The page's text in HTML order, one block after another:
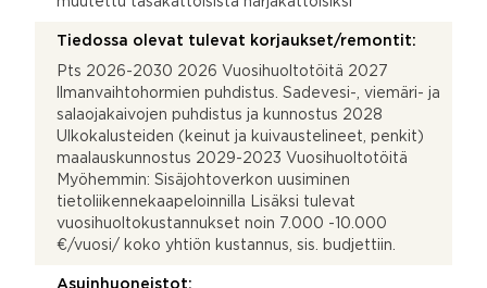
Tiedossa olevat tulevat korjaukset/remontit:
Pts 2026-2030 2026 Vuosihuoltotöitä 2027
llmanvaihtohormien puhdistus. Sadevesi-, viemäri- ja
salaojakaivojen puhdistus ja kunnostus 2028
Ulkokalusteiden (keinut ja kuivaustelineet, penkit)
maalauskunnostus 2029-2023 Vuosihuoltotöitä
Myöhemmin: Sisäjohtoverkon uusiminen
tietoliikennekaapeloinnilla Lisäksi tulevat
vuosihuoltokustannukset noin 7.000 -10.000
€/vuosi/ koko yhtiön kustannus, sis. budjettiin.
Asuinhuoneistot: